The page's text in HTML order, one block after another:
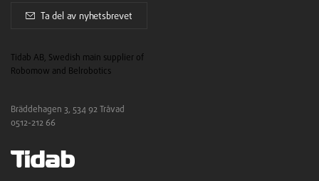
Ta del av nyhetsbrevet
Tidab AB, Swedish main supplier of
Robomow and Belrobotics
Bräddehagen 3, 534 92 Tråvad
0512-212 66